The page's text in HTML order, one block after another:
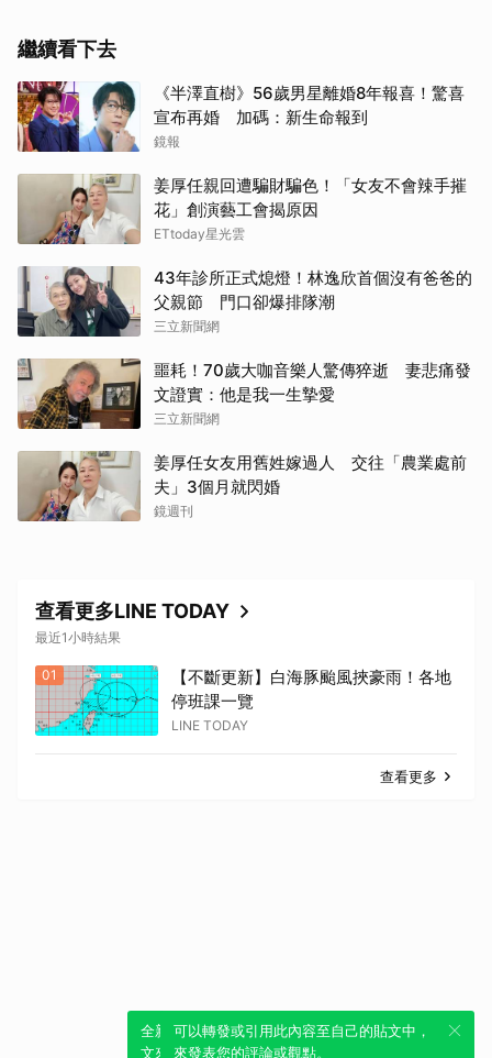
繼續看下去
《半澤直樹》56歲男星離婚8年報喜！驚喜
宣布再婚 加碼：新生命報到
鏡報
姜厚任親回遭騙財騙色！「女友不會辣手摧
花」創演藝工會揭原因
ETtoday星光雲
43年診所正式熄燈！林逸欣首個沒有爸爸的
父親節 門口卻爆排隊潮
三立新聞網
噩耗！70歲大咖音樂人驚傳猝逝 妻悲痛發
文證實：他是我一生摯愛
三立新聞網
姜厚任女友用舊姓嫁過人 交往「農業處前
夫」3個月就閃婚
鏡週刊
查看更多LINE TODAY
最近1小時結果
01
【不斷更新】白海豚颱風挾豪雨！各地
停班課一覽
LINE TODAY
查看更多
全新體驗！一鍵引用此內容，透過發布貼
文來輕鬆表達個人立場。
可以轉發或引用此內容至自己的貼文中，
來發表您的評論或觀點。